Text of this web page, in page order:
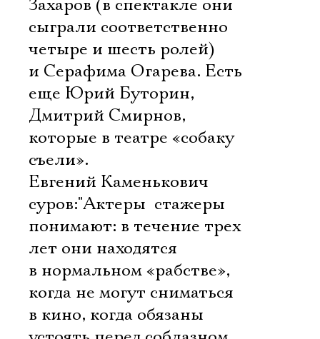
Захаров (в спектакле они
сыграли соответственно
четыре и шесть ролей)
и Серафима Огарева. Есть
еще Юрий Буторин,
Дмитрий Смирнов,
которые в театре «собаку
съели».
Евгений Каменькович
суров:"Актеры  стажеры
понимают: в течение трех
лет они находятся
в нормальном «рабстве»,
когда не могут сниматься
в кино, когда обязаны